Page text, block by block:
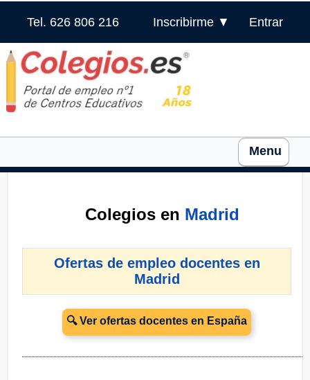
Tel. 626 806 216 Inscribirme ▼ Entrar
Menu
Colegios en Madrid
Ofertas de empleo docentes en
Madrid
🔍 Ver ofertas docentes en España